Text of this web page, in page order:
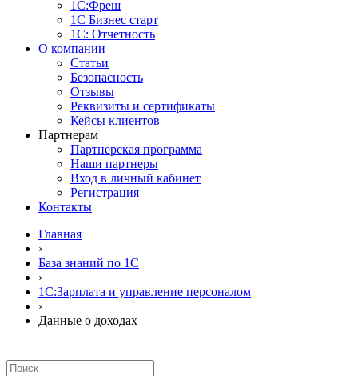
1С:Фреш
1С Бизнес старт
1С: Отчетность
О компании
Статьи
Безопасность
Отзывы
Реквизиты и сертификаты
Кейсы клиентов
Партнерам
Партнерская программа
Наши партнеры
Вход в личный кабинет
Регистрация
Контакты
Главная
›
База знаний по 1С
›
1С:Зарплата и управление персоналом
›
Данные о доходах